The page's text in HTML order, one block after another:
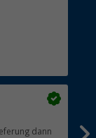
dann